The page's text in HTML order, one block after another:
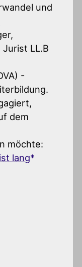
und
LL.B
-
dem
möchte:
lang